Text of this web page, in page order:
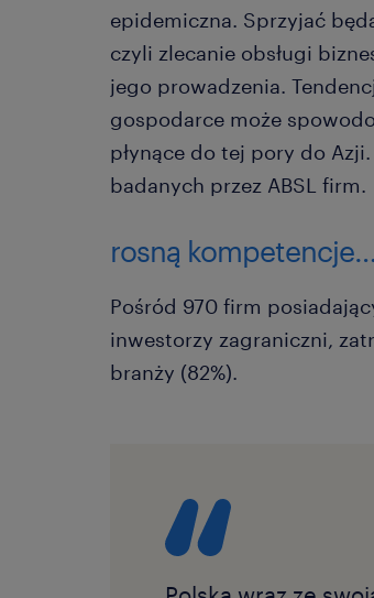
epidemiczna. Sprzyjać
czyli zlecanie obsługi
jego prowadzenia.
gospodarce może
płynące do tej pory do
badanych przez ABSL firm.
rosną kompetencje…
Pośród 970 firm
inwestorzy zagraniczni,
branży (82%).